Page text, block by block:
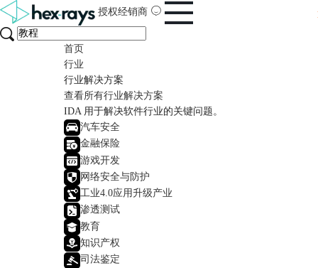
授权经销商
首页
行业
行业解决方案
查看所有行业解决方案
IDA 用于解决软件行业的关键问题。
汽车安全
金融保险
游戏开发
网络安全与防护
工业4.0应用升级产业
渗透测试
教育
知识产权
司法鉴定